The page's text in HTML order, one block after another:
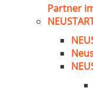
Partner